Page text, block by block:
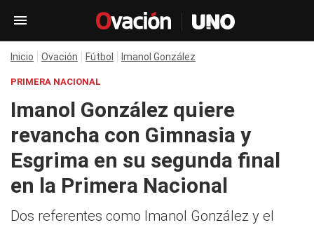
Inicio Ovación Fútbol Imanol González
PRIMERA NACIONAL
Imanol González quiere
revancha con Gimnasia y
Esgrima en su segunda final
en la Primera Nacional
Dos referentes como Imanol González y el